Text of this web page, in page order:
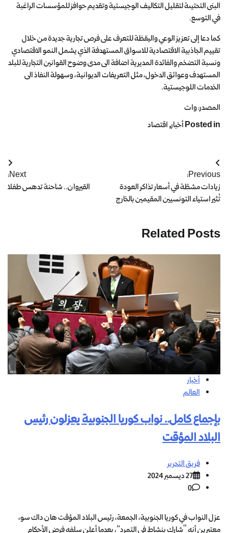
البنى التحتيىة لتقليل التكاليف الوجيستية وتقديم حوافز للمؤسسات الراغبة
في التوسع.
كما دعا إلى تعزيز الوعي واليقظة للتعرف على فرص تجارية جديدة من خلال
تقييم الجاذبية الاقتصادية للاسواق المستهدفة الذي يشمل النمو الاقتصادي
ونسبة التضخم والفائدة المديرية اضافة الى مدى وضوح القوانين التجارية للبلد
المستهدف وعوائق الدخول، مثل التعريفات الديوانية، وسهولة النفاذ الى
الخدمات اللوجيستية.
المصدر: وات
Posted inأخبار,اقتصاد
Previous:
زيادات مشطّة في أسعار تذاكر العودة
تُثير استياء التونسيين المقيمين بالخارج
Next:
القيروان.. شاحنة تدهس طفلا
Related Posts
أخبار
العالم
بإجماع كامل.. نواب كوريا الجنوبية يعزلون رئيس
البلاد المؤقت
فريق التحرير
27 ديسمبر 2024
0
عزل النواب في كوريا الجنوبية، الجمعة، رئيس البلاد المؤقت هان داك سو،
معتبرين أنه “شارك بنشاط في التمرد”، بعدما أعلن سلفه فرض الأحكام